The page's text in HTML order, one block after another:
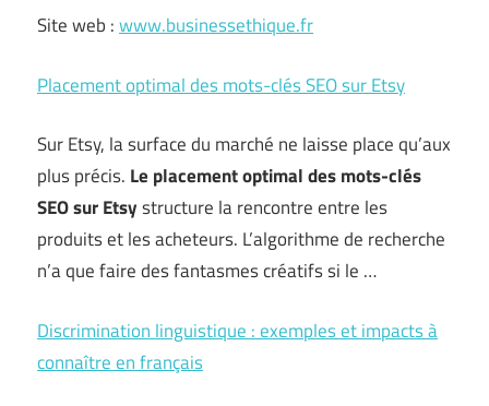
Site web :www.businessethique.fr
Placement optimal des mots-clés SEO sur Etsy
Sur Etsy, la surface du marché ne laisse place qu’aux
plus précis. Le placement optimal des mots-clés
SEO sur Etsystructure la rencontre entre les
produits et les acheteurs. L’algorithme de recherche
n’a que faire des fantasmes créatifs si le …
Discrimination linguistique : exemples et impacts à
connaître en français